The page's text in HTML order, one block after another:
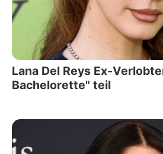
Lana Del Reys Ex-
Bachelorette" teil